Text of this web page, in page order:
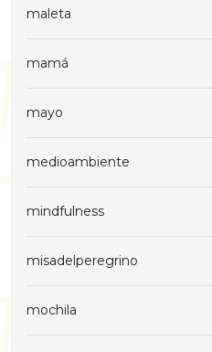
maleta
mamá
mayo
medioambiente
mindfulness
misadelperegrino
mochila